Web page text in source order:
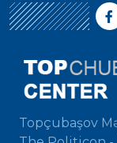
Topçubaşov